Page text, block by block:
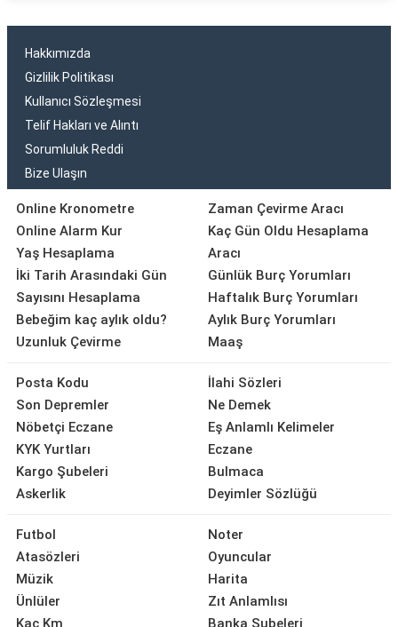
Hakkımızda
Gizlilik Politikası
Kullanıcı Sözleşmesi
Telif Hakları ve Alıntı
Sorumluluk Reddi
Bize Ulaşın
Online Kronometre
Online Alarm Kur
Yaş Hesaplama
İki Tarih Arasındaki Gün
Sayısını Hesaplama
Bebeğim kaç aylık oldu?
Uzunluk Çevirme
Zaman Çevirme Aracı
Kaç Gün Oldu Hesaplama
Aracı
Günlük Burç Yorumları
Haftalık Burç Yorumları
Aylık Burç Yorumları
Maaş
Posta Kodu
Son Depremler
Nöbetçi Eczane
KYK Yurtları
Kargo Şubeleri
Askerlik
İlahi Sözleri
Ne Demek
Eş Anlamlı Kelimeler
Eczane
Bulmaca
Deyimler Sözlüğü
Futbol
Atasözleri
Müzik
Ünlüler
Kaç Km
Noter
Oyuncular
Harita
Zıt Anlamlısı
Banka Şubeleri